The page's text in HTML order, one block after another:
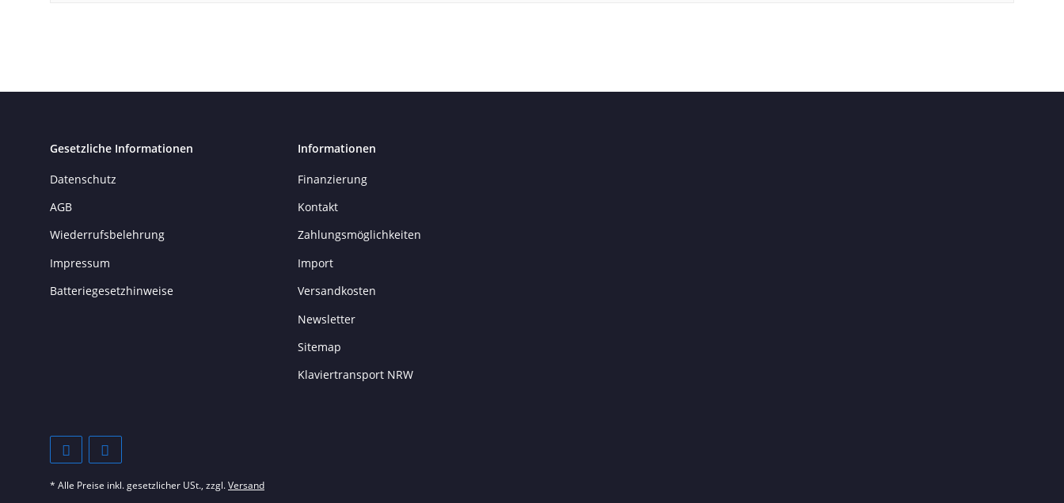
Gesetzliche Informationen
Datenschutz
AGB
Wiederrufsbelehrung
Impressum
Batteriegesetzhinweise
Informationen
Finanzierung
Kontakt
Zahlungsmöglichkeiten
Import
Versandkosten
Newsletter
Sitemap
Klaviertransport NRW
* Alle Preise inkl. gesetzlicher USt., zzgl.Versand